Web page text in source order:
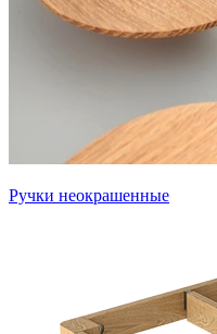
Ручки неокрашенные